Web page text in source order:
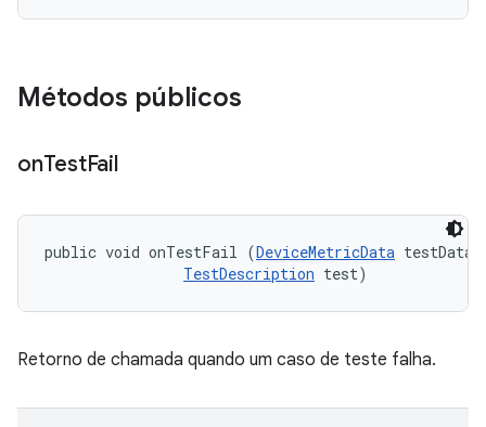
Métodos públicos
onTestFail
public void onTestFail (DeviceMetricData
TestDescription test)
Retorno de chamada quando um caso de teste falha.